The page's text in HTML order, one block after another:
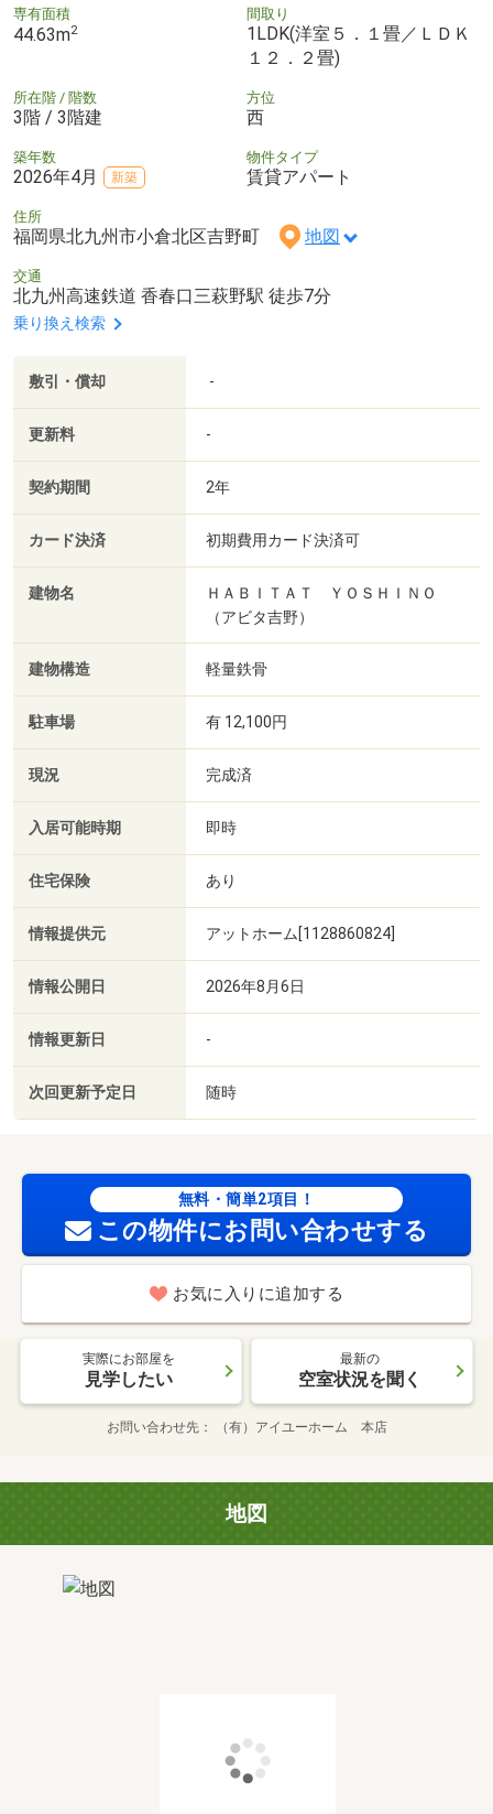
専有面積
44.63m2
間取り
1LDK(洋室５．１畳／ＬＤＫ
１２．２畳)
所在階 / 階数
3階 / 3階建
方位
西
築年数
2026年4月 新築
物件タイプ
賃貸アパート
住所
福岡県北九州市小倉北区吉野町 地図
交通
北九州高速鉄道 香春口三萩野駅 徒歩7分
乗り換え検索
敷引・償却 -
更新料 -
契約期間 2年
カード決済 初期費用カード決済可
建物名
ＨＡＢＩＴＡＴ ＹＯＳＨＩＮＯ
（アビタ吉野）
建物構造 軽量鉄骨
駐車場 有 12,100円
現況 完成済
入居可能時期 即時
住宅保険 あり
情報提供元 アットホーム[1128860824]
情報公開日 2026年8月6日
情報更新日 -
次回更新予定日 随時
無料・簡単2項目！
この物件にお問い合わせする
お気に入りに追加する
実際にお部屋を
見学したい
最新の
空室状況を聞く
お問い合わせ先 （有）アイユーホーム 本店
地図